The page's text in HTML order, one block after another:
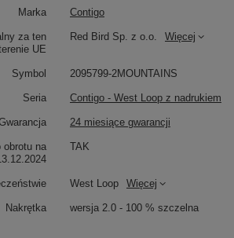
Marka Contigo
za ten
UE
Red Bird Sp. z o.o. Więcej
Symbol 2095799-2MOUNTAINS
Seria Contigo - West Loop z nadrukiem
24 miesiące gwarancji
obrotu na
TAK
West Loop Więcej
Nakrętka wersja 2.0 - 100 % szczelna